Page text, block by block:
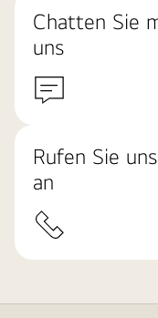
Chatten Sie
uns
Rufen Sie uns
an